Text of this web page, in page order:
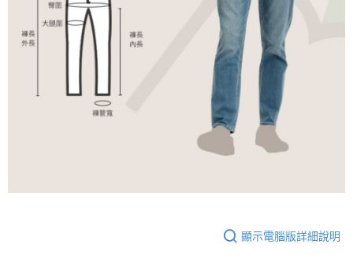
顯示電腦版詳細說明